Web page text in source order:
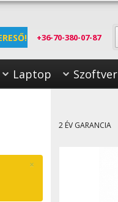
+36-70-380-07-87
Laptop Szoftver
×
2 ÉV GARANCIA